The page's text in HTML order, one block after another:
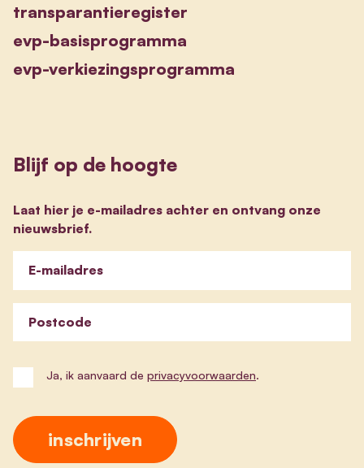
transparantieregister
evp-basisprogramma
evp-verkiezingsprogramma
Blijf op de hoogte
Laat hier je e-mailadres achter en ontvang onze
nieuwsbrief.
E-mailadres
Postcode
Ja, ik aanvaard de privacyvoorwaarden.